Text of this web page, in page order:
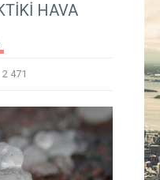
Güney Azərbaycan
Mədəniyyət
HAVA
2 471